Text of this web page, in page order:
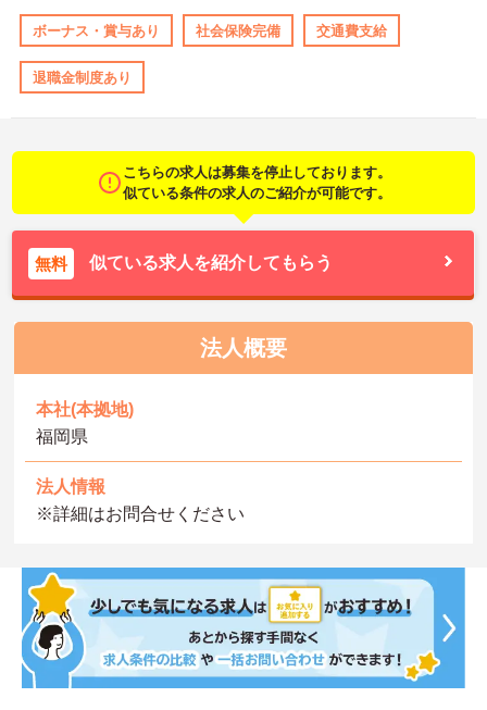
ボーナス・賞与あり 社会保険完備 交通費支給
退職金制度あり
こちらの求人は募集を停止しております。
似ている条件の求人のご紹介が可能です。
無料 似ている求人を紹介してもらう
法人概要
本社(本拠地)
福岡県
法人情報
※詳細はお問合せください